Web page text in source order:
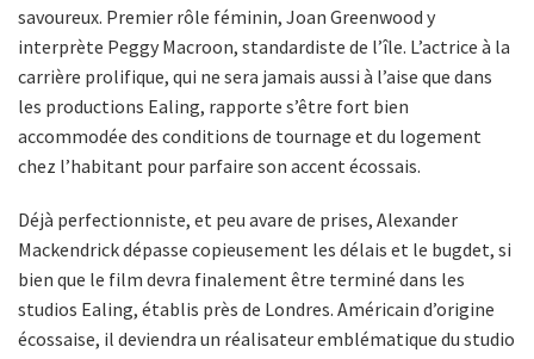
savoureux. Premier rôle féminin, Joan Greenwood y
interprète Peggy Macroon, standardiste de l’île. L’actrice à la
carrière prolifique, qui ne sera jamais aussi à l’aise que dans
les productions Ealing, rapporte s’être fort bien
accommodée des conditions de tournage et du logement
chez l’habitant pour parfaire son accent écossais.
Déjà perfectionniste, et peu avare de prises, Alexander
Mackendrick dépasse copieusement les délais et le bugdet, si
bien que le film devra finalement être terminé dans les
studios Ealing, établis près de Londres. Américain d’origine
écossaise, il deviendra un réalisateur emblématique du studio